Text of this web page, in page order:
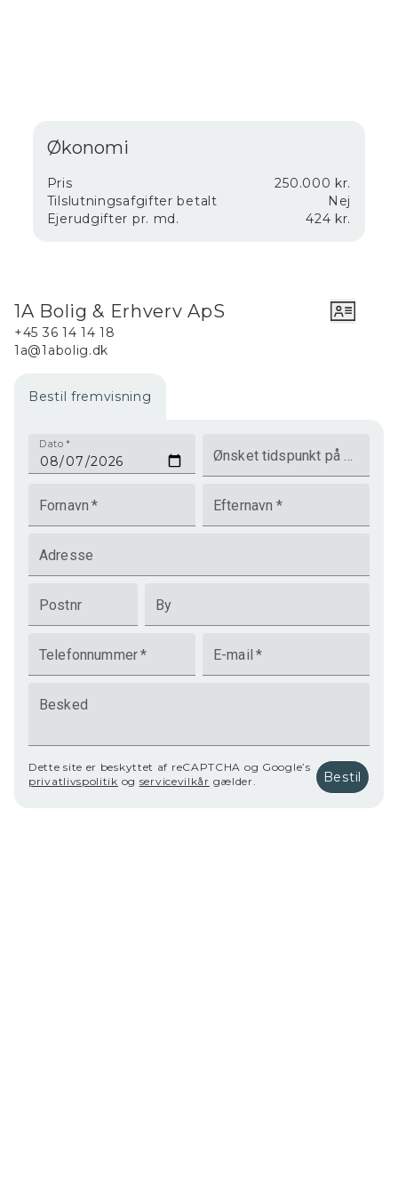
Økonomi
Pris
250.000 kr.
Tilslutningsafgifter betalt
Nej
Ejerudgifter pr. md.
424 kr.
1A Bolig & Erhverv ApS
+45 36 14 14 18
1a@1abolig.dk
Bestil fremvisning
Dato *
Ønsket tidspunkt på dagen
Fornavn * Efternavn *
Adresse
Postnr By
Telefonnummer* E-mail *
Besked
Dette site er beskyttet af reCAPTCHA og Google’s
privatlivspolitik og servicevilkår gælder. Bestil